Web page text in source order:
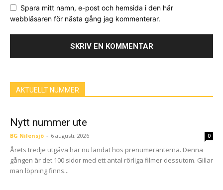
Spara mitt namn, e-post och hemsida i den här
webbläsaren för nästa gång jag kommenterar.
AKTUELLT NUMMER
Nytt nummer ute
BG Nilensjö - 6 augusti, 2026 0
Årets tredje utgåva har nu landat hos prenumeranterna. Denna
gången är det 100 sidor med ett antal rörliga filmer dessutom. Gillar
man löpning finns...